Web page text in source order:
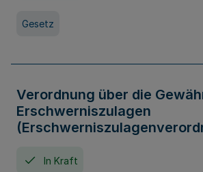
Gesetz
Verordnung über die
Erschwerniszulagen
In Kraft